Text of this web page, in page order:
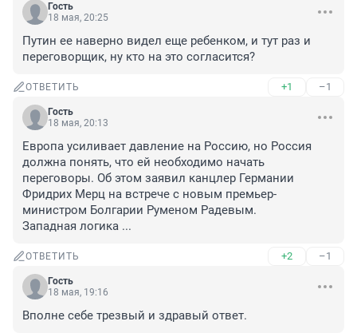
Гость
18 мая, 20:25
Путин ее наверно видел еще ребенком, и тут раз и
переговорщик, ну кто на это согласится?
ОТВЕТИТЬ +1 –1
Гость
18 мая, 20:13
Европа усиливает давление на Россию, но Россия
должна понять, что ей необходимо начать
переговоры. Об этом заявил канцлер Германии
Фридрих Мерц на встрече с новым премьер-
министром Болгарии Руменом Радевым.
Западная логика ...
ОТВЕТИТЬ +2 –1
Гость
18 мая, 19:16
Вполне себе трезвый и здравый ответ.